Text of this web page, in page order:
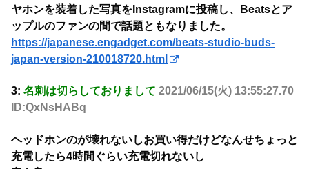
ヤホンを装着した写真をInstagramに投稿し、Beatsとア
ップルのファンの間で話題ともなりました。
https://japanese.engadget.com/beats-studio-buds-
japan-version-210018720.html
3: 名刺は切らしておりまして 2021/06/15(火) 13:55:27.70
ID:QxNsHABq
ヘッドホンのが壊れないしお買い得だけどなんせちょっと
充電したら4時間ぐらい充電切れないし